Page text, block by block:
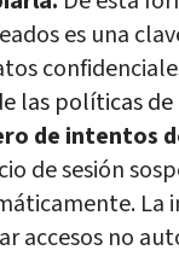
es una
las políticas
de intentos
de sesión
La
accesos no